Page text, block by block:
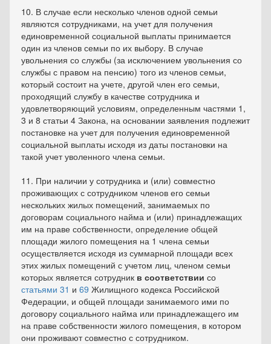
10. В случае если несколько членов одной семьи
являются сотрудниками, на учет для получения
единовременной социальной выплаты принимается
один из членов семьи по их выбору. В случае
увольнения со службы (за исключением увольнения со
службы с правом на пенсию) того из членов семьи,
который состоит на учете, другой член его семьи,
проходящий службу в качестве сотрудника и
удовлетворяющий условиям, определенным частями 1,
3 и 8 статьи 4 Закона, на основании заявления подлежит
постановке на учет для получения единовременной
социальной выплаты исходя из даты постановки на
такой учет уволенного члена семьи.
11. При наличии у сотрудника и (или) совместно
проживающих с сотрудником членов его семьи
нескольких жилых помещений, занимаемых по
договорам социального найма и (или) принадлежащих
им на праве собственности, определение общей
площади жилого помещения на 1 члена семьи
осуществляется исходя из суммарной площади всех
этих жилых помещений с учетом лиц, членом семьи
которых является сотрудник в соответствии со
статьями 31 и 69 Жилищного кодекса Российской
Федерации, и общей площади занимаемого ими по
договору социального найма или принадлежащего им
на праве собственности жилого помещения, в котором
они проживают совместно с сотрудником.